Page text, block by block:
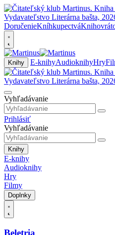
DoručenieKníhkupectvá
Knihy E-knihyAudioknihyHry
Vyhľadávanie
Prihlásiť
Vyhľadávanie
Knihy
E-knihy
Audioknihy
Hry
Filmy
Doplnky
Beletria